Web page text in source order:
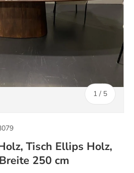
1 / von
5
Tisch Ellips Holz,
250 cm